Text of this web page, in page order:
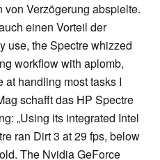
Verzögerung abspielte.
einen Vorteil der
use, the Spectre whizzed
workflow with aplomb,
handling most tasks I
schafft das HP Spectre
„Using its integrated Intel
ran Dirt 3 at 29 fps, below
The Nvidia GeForce